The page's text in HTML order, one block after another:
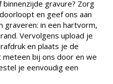
gravure? Zorg
en geef ons aan
graveren: in een hartvorm,
Vervolgens upload je
en plaats je de
bij ons door en we
je eenvoudig een